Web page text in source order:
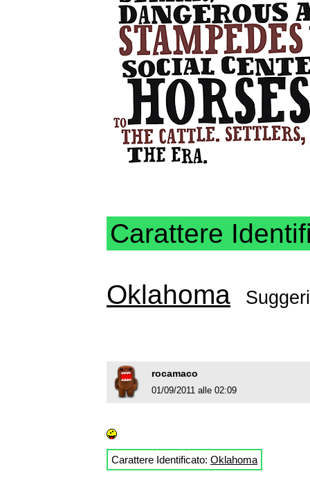
Carattere
Oklahoma
rocamaco
01/09/2011 alle 02:09
Carattere Identificato: Oklahoma